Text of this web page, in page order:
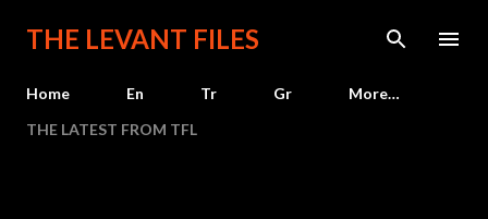
Skip to main content
THE LEVANT FILES
Home En Tr Gr
More…
THE LATEST FROM TFL